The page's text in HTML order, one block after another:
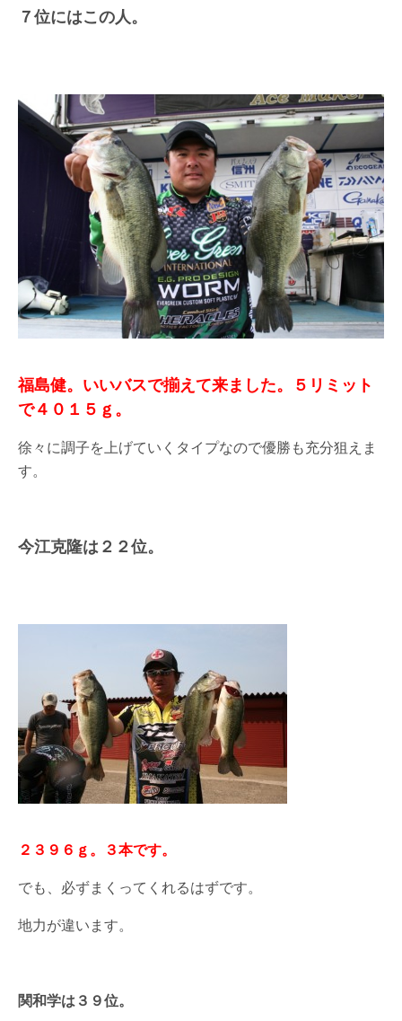
７位にはこの人。
福島健。いいバスで揃えて来ました。５リミット
で４０１５ｇ。
徐々に調子を上げていくタイプなので優勝も充分狙えま
す。
今江克隆は２２位。
２３９６ｇ。３本です。
でも、必ずまくってくれるはずです。
地力が違います。
関和学は３９位。